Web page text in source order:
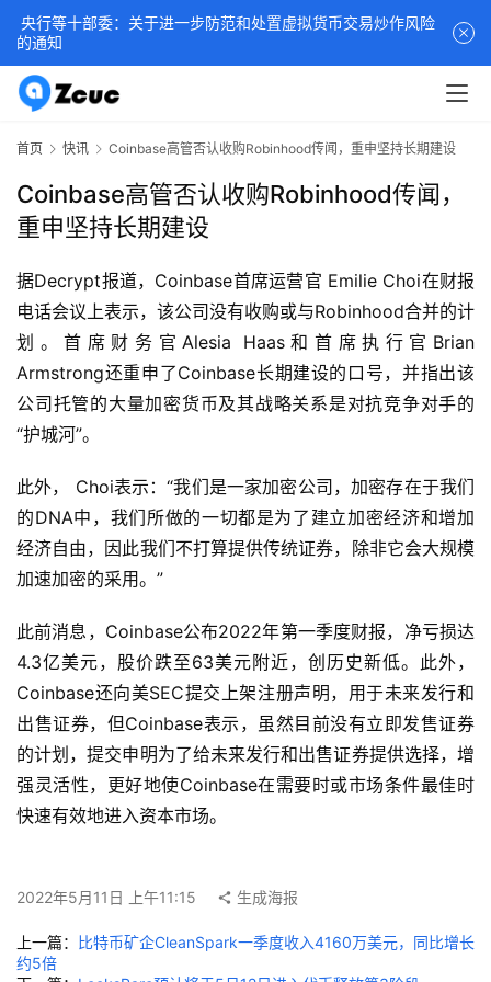
首页 快讯 Coinbase高管否认收购Robinhood传闻，重申坚持长期建设
Coinbase高管否认收购Robinhood传闻，
重申坚持长期建设
据Decrypt报道，Coinbase首席运营官 Emilie Choi在财报
电话会议上表示，该公司没有收购或与Robinhood合并的计
划。首席财务官Alesia Haas和首席执行官Brian
Armstrong还重申了Coinbase长期建设的口号，并指出该
公司托管的大量加密货币及其战略关系是对抗竞争对手的
“护城河”。
此外， Choi表示：“我们是一家加密公司，加密存在于我们
的DNA中，我们所做的一切都是为了建立加密经济和增加
经济自由，因此我们不打算提供传统证券，除非它会大规模
加速加密的采用。”
此前消息，Coinbase公布2022年第一季度财报，净亏损达
4.3亿美元，股价跌至63美元附近，创历史新低。此外，
Coinbase还向美SEC提交上架注册声明，用于未来发行和
出售证券，但Coinbase表示，虽然目前没有立即发售证券
的计划，提交申明为了给未来发行和出售证券提供选择，增
强灵活性，更好地使Coinbase在需要时或市场条件最佳时
快速有效地进入资本市场。
2022年5月11日 上午11:15 生成海报
上一篇：
比特币矿企CleanSpark一季度收入4160万美元，同比增长
约5倍
央行等十部委：关于进一步防范和处置虚拟货币交易炒作风险
的通知